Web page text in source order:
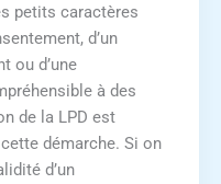
petits caractères
d’un
ou d’une
à des
de la LPD est
démarche. Si on
d’un